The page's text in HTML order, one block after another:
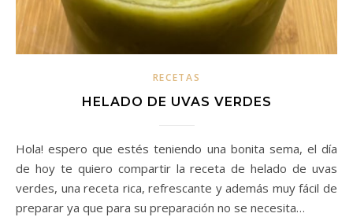
RECETAS
HELADO DE UVAS VERDES
Hola! espero que estés teniendo una bonita sema, el día
de hoy te quiero compartir la receta de helado de uvas
verdes, una receta rica, refrescante y además muy fácil de
preparar ya que para su preparación no se necesita…